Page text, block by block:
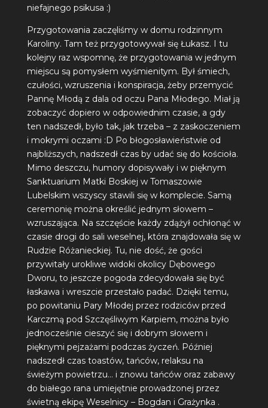
niefajnego psikusa :)
Przygotowania zaczęliśmy w domu rodzinnym
Karoliny. Tam też przygotowywał się Łukasz. I tu
kolejny raz wspomnę, że przygotowania w jednym
miejscu są pomysłem wyśmienitym. Był śmiech,
czułości, wzruszenia i konspiracja, żeby przemycić
Pannę Młodą z dala od oczu Pana Młodego. Miał ją
zobaczyć dopiero w odpowiednim czasie, a gdy
ten nadszedł, było tak, jak trzeba – z zaskoczeniem
i mokrymi oczami :D Po błogosławieństwie od
najbliższych, nadszedł czas by udać się do kościoła.
Mimo deszczu, humory dopisywały i w pięknym
Sanktuarium Matki Boskiej w Tomaszowie
Lubelskim wszyscy stawili się w komplecie. Samą
ceremonię można określić jednym słowem –
wzruszająca. Na szczęście każdy zdążył ochłonąć w
czasie drogi do sali weselnej, która znajdowała się w
Rudzie Różanieckiej. Tu, nie dość, że gości
przywitały urokliwe widoki okolicy Dębowego
Dworu, to jeszcze pogoda zdecydowała się być
łaskawa i wreszcie przestało padać. Dzięki temu,
po powitaniu Pary Młodej przez rodziców przed
Karczmą pod Szczęśliwym Karpiem, można było
jednocześnie cieszyć się i dobrym słowem i
pięknymi pejzażami podczas życzeń. Później
nadszedł czas toastów, tańców, relaksu na
świeżym powietrzu… i znowu tańców oraz zabawy
do białego rana umiejętnie prowadzonej przez
świetną ekipę Weselnicy – Bogdan i Grażynka .